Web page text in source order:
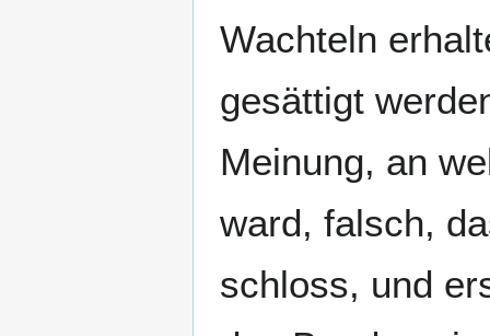
Wachteln
gesättigt
Meinung, an
ward, falsch,
schloss, und